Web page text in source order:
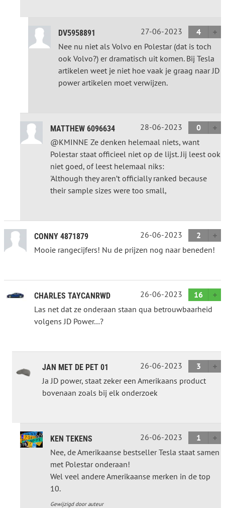
DV5958891 27-06-2023
4
Nee nu niet als Volvo en Polestar (dat is toch
ook Volvo?) er dramatisch uit komen. Bij Tesla
artikelen weet je niet hoe vaak je graag naar JD
power artikelen moet verwijzen.
MATTHEW 6096634 28-06-2023
0
@KMINNE Ze denken helemaal niets, want
Polestar staat officieel niet op de lijst. Jij leest ook
niet goed, of leest helemaal niks:
'Although they aren’t officially ranked because
their sample sizes were too small,
CONNY 4871879 26-06-2023
2
Mooie rangecijfers! Nu de prijzen nog naar beneden!
CHARLES TAYCANRWD 26-06-2023
16
Las net dat ze onderaan staan qua betrouwbaarheid
volgens JD Power…?
JAN MET DE PET 01 26-06-2023
3
Ja JD power, staat zeker een Amerikaans product
bovenaan zoals bij elk onderzoek
KEN TEKENS 26-06-2023
1
Nee, de Amerikaanse bestseller Tesla staat samen
met Polestar onderaan!
Wel veel andere Amerikaanse merken in de top
10.
Gewijzigd door auteur